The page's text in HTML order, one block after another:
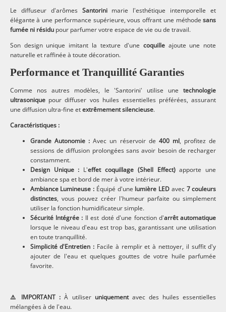
Le diffuseur d'arômes Santorinimarie l'esthétique intemporelle et
élégante à une performance supérieure, vous offrant une méthodesans
fumée ni résidupour parfumer votre espace de vie ou de travail.
Son design unique imitant la texture d'une coquilleajoute une note
naturelle et raffinée à toute décoration.
Performance et Tranquillité Garanties
Comme nos autres modèles, le 'Santorini' utilise unetechnologie
ultrasoniquepour diffuser vos huiles essentielles préférées, assurant
une diffusion ultra-fine etextrêmement silencieuse.
Caractéristiques :
Grande Autonomie : Avec un réservoir de 400 ml, profitez de
sessions de diffusion prolongées sans avoir besoin de recharger
constamment.
Design Unique : L'effet coquillage (Shell Effect)apporte une
ambiance spa et bord de mer à votre intérieur.
Ambiance Lumineuse : Équipé d'une lumière LED avec 7 couleurs
distinctes, vous pouvez créer l'humeur parfaite ou simplement
utiliser la fonction humidificateur simple.
Sécurité Intégrée : Il est doté d'une fonction d'arrêt automatique
lorsque le niveau d'eau est trop bas, garantissant une utilisation
en toute tranquillité.
Simplicité d'Entretien : Facile à remplir et à nettoyer, il suffit d'y
ajouter de l'eau et quelques gouttes de votre huile parfumée
favorite.
⚠️ IMPORTANT : À utiliser uniquementavec des huiles essentielles
mélangées à de l'eau.